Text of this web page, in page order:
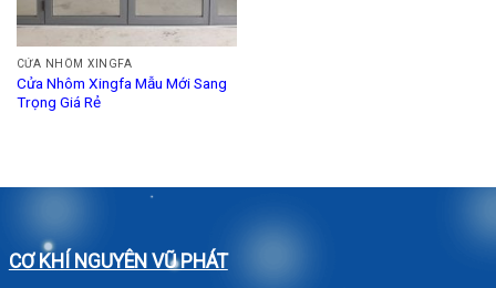
CỬA NHÔM XINGFA
Cửa Nhôm Xingfa Mẫu Mới Sang
Trọng Giá Rẻ
CƠ KHÍ NGUYÊN VŨ PHÁT